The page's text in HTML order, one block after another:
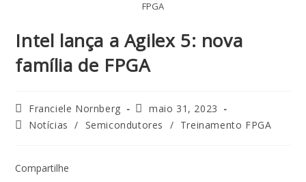
FPGA
Intel lança a Agilex 5: nova
família de FPGA
Franciele Nornberg
maio 31, 2023
Notícias
/ Semicondutores / Treinamento FPGA
Compartilhe